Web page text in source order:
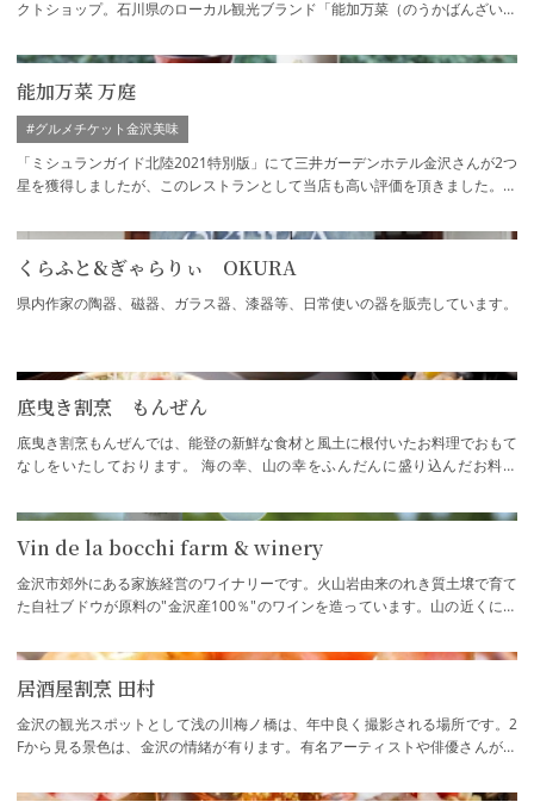
クトショップ。石川県のローカル観光ブランド「能加万菜（のうかばんざい）
能加万菜 万庭
「ミシュランガイド北陸2021特別版」にて三井ガーデンホテル金沢さんが2つ
星を獲得しましたが、このレストランとして当店も高い評価を頂きました。石
#グルメチケット金沢美味
くらふと&ぎゃらりぃ OKURA
県内作家の陶器、磁器、ガラス器、漆器等、日常使いの器を販売しています。
底曳き割烹 もんぜん
底曳き割烹もんぜんでは、能登の新鮮な食材と風土に根付いたお料理でおもて
なしをいたしております。 海の幸、山の幸をふんだんに盛り込んだお料理
Vin de la bocchi farm & winery
金沢市郊外にある家族経営のワイナリーです。火山岩由来のれき質土壌で育て
た自社ブドウが原料の"金沢産100％"のワインを造っています。山の近くにあ
居酒屋割烹 田村
金沢の観光スポットとして浅の川梅ノ橋は、年中良く撮影される場所です。2
Fから見る景色は、金沢の情緒が有ります。有名アーティストや俳優さんが来